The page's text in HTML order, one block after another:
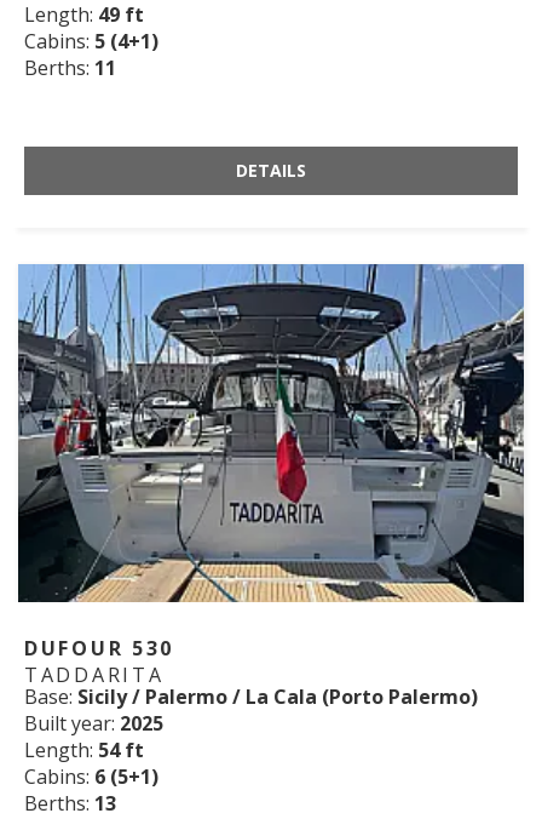
Length: 49 ft
Cabins: 5 (4+1)
Berths: 11
DETAILS
DUFOUR 530
TADDARITA
Base: Sicily / Palermo / La Cala (Porto Palermo)
Built year: 2025
Length: 54 ft
Cabins: 6 (5+1)
Berths: 13